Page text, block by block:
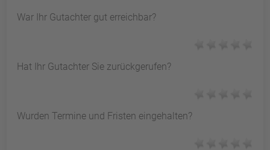
War Ihr Gutachter gut erreichbar?
Hat Ihr Gutachter Sie zurückgerufen?
Wurden Termine und Fristen eingehalten?